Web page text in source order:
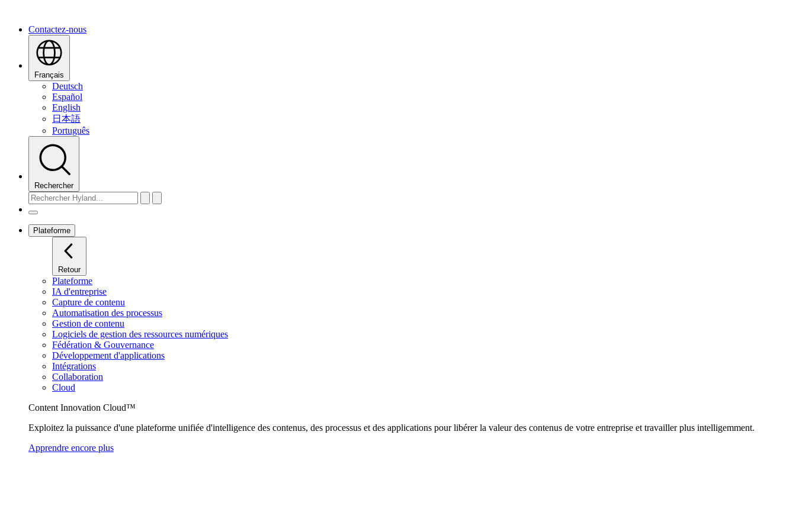
Contactez-nous
Français
Deutsch
Español
English
日本語
Português
Rechercher
Plateforme
Retour
Plateforme
IA d'entreprise
Capture de contenu
Automatisation des processus
Gestion de contenu
Logiciels de gestion des ressources numériques
Fédération & Gouvernance
Développement d'applications
Intégrations
Collaboration
Cloud
Content Innovation Cloud™
Exploitez la puissance d'une plateforme unifiée d'intelligence des contenus, des processus et des applications pour libérer la valeur des contenus de votre entreprise et travailler plus intelligemment.
Apprendre encore plus